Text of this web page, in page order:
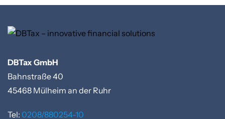
DBTax GmbH
Bahnstraße 40
45468 Mülheim an der Ruhr
Tel: 0208/880254-10